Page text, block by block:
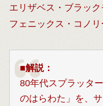
エリザベス・ブラック
フェニックス・コノリ
■解説：
80年代スプラッタ
のはらわた」を、